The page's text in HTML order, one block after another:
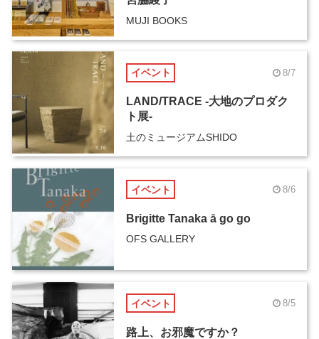
MUJI BOOKS
イベント 8/7
LAND/TRACE -大地のプロダク
ト展-
土のミュージアムSHIDO
イベント 8/6
Brigitte Tanaka ā go go
OFS GALLERY
イベント 8/5
路上、お邪魔ですか？